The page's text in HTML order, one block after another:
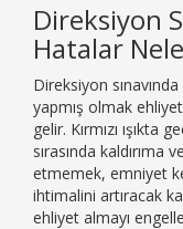
Direksiyon
Hatalar
Direksiyon
yapmış olmak
gelir. Kırmızı
sırasında
etmemek, emniyet
ihtimalini artıracak
ehliyet almayı